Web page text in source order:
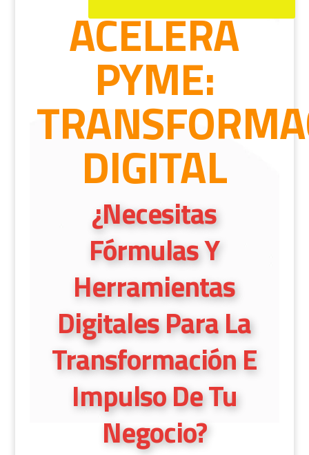
ACELERA
PYME:
DIGITAL
¿Necesitas
Fórmulas Y
Herramientas
Digitales Para La
Transformación E
Impulso De Tu
Negocio?